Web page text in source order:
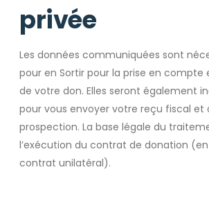
privée
Les données communiquées sont
pour en Sortir pour la prise en
de votre don. Elles seront également
pour vous envoyer votre reçu fiscal et
prospection. La base légale du
l’exécution du contrat de donation
contrat unilatéral).